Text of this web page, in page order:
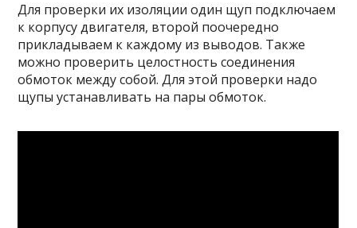
Для проверки их изоляции один щуп подключаем
к корпусу двигателя, второй поочередно
прикладываем к каждому из выводов. Также
можно проверить целостность соединения
обмоток между собой. Для этой проверки надо
щупы устанавливать на пары обмоток.